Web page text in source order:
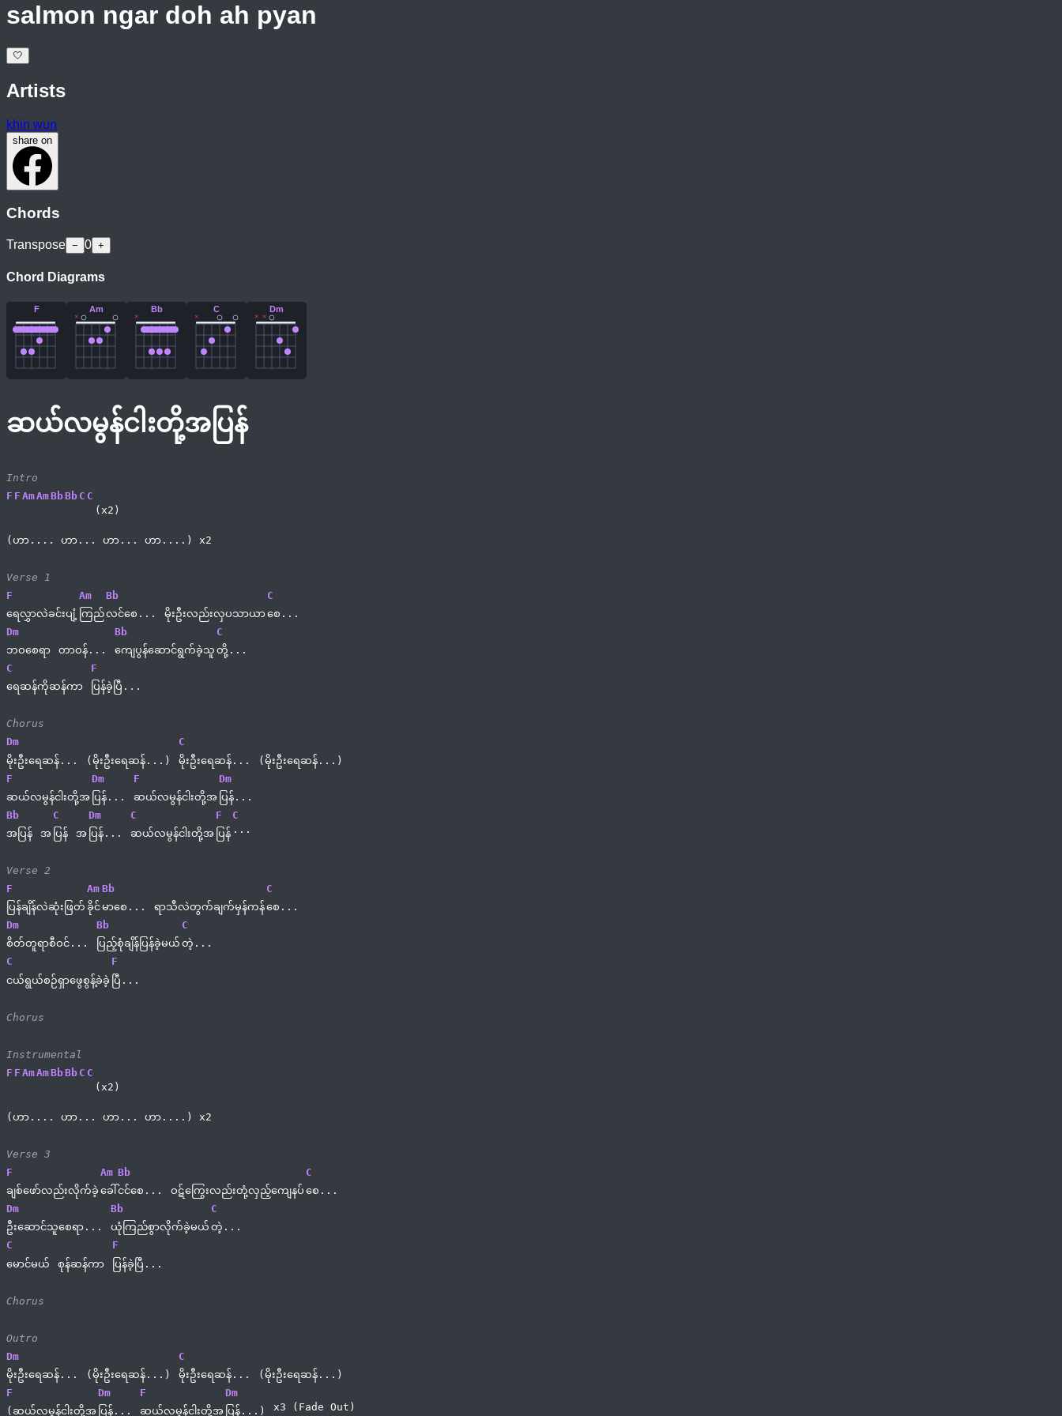
salmon ngar doh ah pyan
🤍
Artists
khin wun
share on
Chords
Transpose − 0 +
Chord Diagrams
F Am
×
Bb
×
C
×
Dm
× ×
ဆယ်လမွန်ငါးတို့အပြန်
Intro
F F AmAmBbBb C C
(x2)
(ဟာ.... ဟာ... ဟာ... ဟာ....) x2
Verse 1
F
ရေလွှာလဲခင်းပျံ့
Am
ကြည်
Bb
လင်စေ...
မိုးဦးလည်းလှပသာယာ
C
စေ...
Dm
ဘဝစေရာ
တာဝန်...
Bb
ကျေပွန်ဆောင်ရွက်ခဲ့သူ
C
တို့...
C
ရေဆန်ကိုဆန်ကာ
F
ပြန်ခဲ့ပြီ...
Chorus
Dm
မိုးဦးရေဆန်...
(မိုးဦးရေဆန်...)
C
မိုးဦးရေဆန်...
(မိုးဦးရေဆန်...)
F
ဆယ်လမွန်ငါးတို့အ
Dm
ပြန်...
F
ဆယ်လမွန်ငါးတို့အ
Dm
ပြန်...
Bb
အပြန်
အ
C
ပြန်
အ
Dm
ပြန်...
C
ဆယ်လမွန်ငါးတို့အ
F
ပြန်
C
...
Verse 2
F
ပြန်ချိန်လဲဆုံးဖြတ်
Am
ခိုင်
Bb
မာစေ...
ရာသီလဲတွက်ချက်မှန်ကန်
C
စေ...
Dm
စိတ်တူရာစီဝင်...
Bb
ပြည့်စုံချိန်ပြန်ခဲ့မယ်
C
တဲ့...
C
ငယ်ရွယ်စဉ်ရှာဖွေစွန့်ခဲခဲ့
F
ပြီ...
Chorus
Instrumental
F F AmAmBbBb C C
(x2)
(ဟာ.... ဟာ... ဟာ... ဟာ....) x2
Verse 3
F
ချစ်ဖော်လည်းလိုက်ခဲ့
Am
ခေါ်
Bb
ငင်စေ...
ဝဋ်ကြွေးလည်းတုံ့လှည့်ကျေနပ်
C
စေ...
Dm
ဦးဆောင်သူစေရာ...
Bb
ယုံကြည်စွာလိုက်ခဲ့မယ်
C
တဲ့...
C
မောင်မယ်
စုန်ဆန်ကာ
F
ပြန်ခဲ့ပြီ...
Chorus
Outro
Dm
မိုးဦးရေဆန်...
(မိုးဦးရေဆန်...)
C
မိုးဦးရေဆန်...
(မိုးဦးရေဆန်...)
F
(ဆယ်လမွန်ငါးတို့အ
Dm
ပြန်...
F
ဆယ်လမွန်ငါးတို့အ
Dm
ပြန်...)
x3 (Fade Out)